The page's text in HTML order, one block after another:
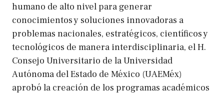
humano de alto nivel para generar
conocimientos y soluciones innovadoras a
problemas nacionales, estratégicos, científicos y
tecnológicos de manera interdisciplinaria, el H.
Consejo Universitario de la Universidad
Autónoma del Estado de México (UAEMéx)
aprobó la creación de los programas académicos